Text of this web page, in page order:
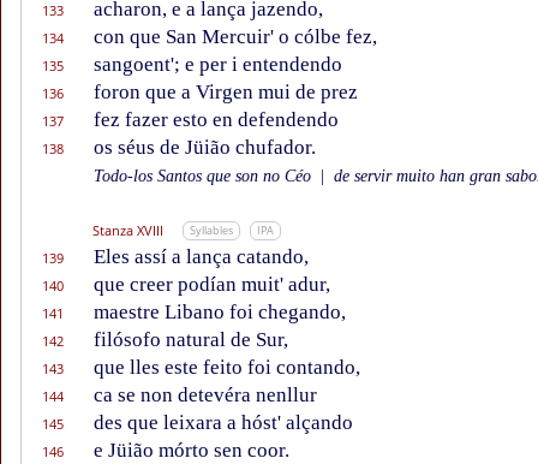
133 acharon, e a lança jazendo,
134 con que San Mercuir' o cólbe fez,
135 sangoent'; e per i entendendo
136 foron que a Virgen mui de prez
137 fez fazer esto en defendendo
138 os séus de Jüião chufador.
Todo-los Santos que son no Céo de servir muito han gran
Stanza XVIII Syllables IPA
139 Eles assí a lança catando,
140 que creer podían muit' adur,
141 maestre Libano foi chegando,
142 filósofo natural de Sur,
143 que lles este feito foi contando,
144 ca se non detevéra nenllur
145 des que leixara a hóst' alçando
146 e Jüião mórto sen coor.